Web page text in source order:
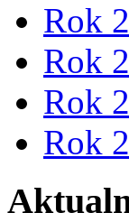
Rok
Rok
Rok
Rok